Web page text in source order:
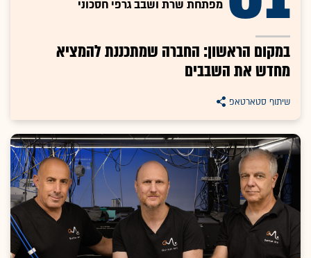
מפתחת שרת ושבב גרפי חסכוני
במקום הראשון: החברה שמתכננת להמציא
מחדש את השבבים
שיתוף סטארטאפ